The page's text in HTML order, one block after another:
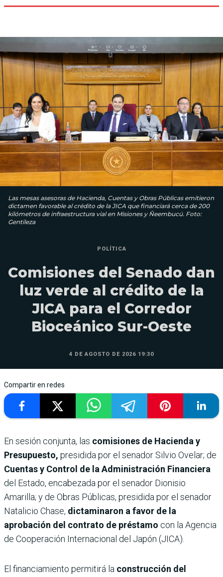
Las mesas asesoras de Hacienda, Cuentas y Obras Públicas emitieron
dictamen favorable al crédito de la JICA que financiará cerca de 200
kilómetros de infraestructura vial en Misiones y Ñeembucú. Foto:
Gentileza
POLÍTICA
Comisiones del Senado dan
luz verde al crédito de la
JICA para el Corredor
Bioceánico Sur-Oeste
4 DE AGOSTO DE 2026 19:30
Compartir en redes
En sesión conjunta, las comisiones de Hacienda y
Presupuesto, presidida por el senador Silvio Ovelar; de
Cuentas y Control de la Administración Financiera
del Estado, encabezada por el senador Dionisio
Amarilla; y de Obras Públicas, presidida por el senador
Natalicio Chase, dictaminaron a favor de la
aprobación del contrato de préstamo con la Agencia
de Cooperación Internacional del Japón (JICA).
El financiamiento permitirá la construcción del